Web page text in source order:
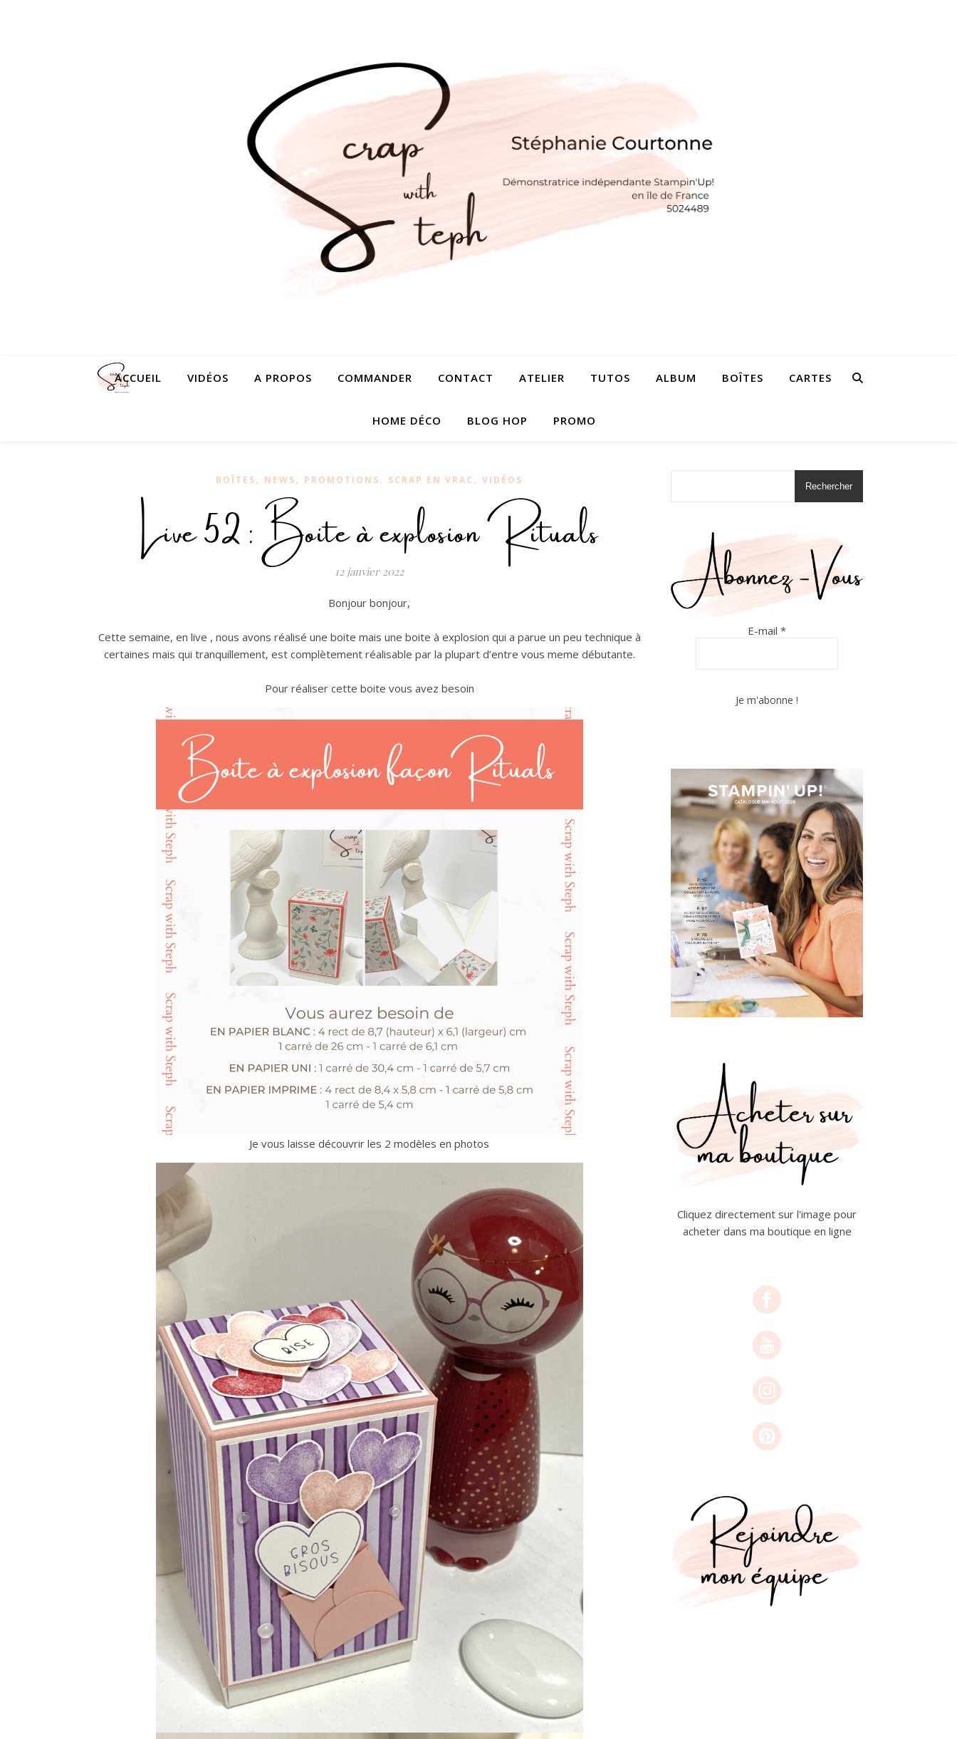
ACCUEIL VIDÉOS A PROPOS COMMANDER CONTACT ATELIER TUTOS ALBUM BOÎTES CARTES
HOME DÉCO BLOG HOP PROMO
BOÎTES, NEWS, PROMOTIONS, SCRAP EN VRAC , VIDÉOS
Live 52 : Boite à explosion Rituals
12 janvier 2022
Bonjour bonjour,
Cette semaine, en live , nous avons réalisé une boite mais une boite à explosion qui a parue un peu technique à
certaines mais qui tranquillement, est complètement réalisable par la plupart d’entre vous meme débutante.
Pour réaliser cette boite vous avez besoin
Je vous laisse découvrir les 2 modèles en photos
Rechercher
E-mail *
Cliquez directement sur l'image pour
acheter dans ma boutique en ligne